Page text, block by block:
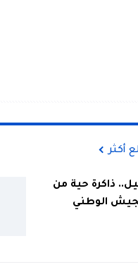
أكثر
ذاكرة حية من
الوطني